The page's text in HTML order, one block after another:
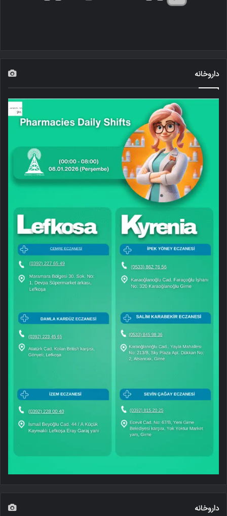
داروخانه
داروخانه